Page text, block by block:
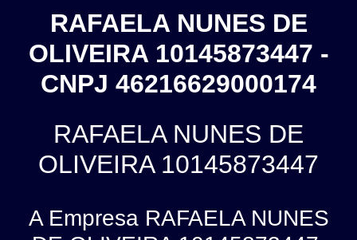
RAFAELA NUNES DE
OLIVEIRA 10145873447 -
CNPJ 46216629000174
RAFAELA NUNES DE
OLIVEIRA 10145873447
A Empresa RAFAELA NUNES